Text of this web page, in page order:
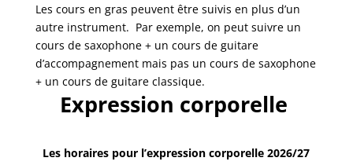
Les cours en gras peuvent être suivis en plus d’un
autre instrument. Par exemple, on peut suivre un
cours de saxophone + un cours de guitare
d’accompagnement mais pas un cours de saxophone
+ un cours de guitare classique.
Expression corporelle
Les horaires pour l’expression corporelle 2026/27